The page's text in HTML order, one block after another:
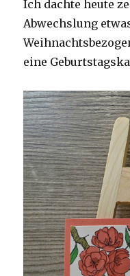
Ich dachte heute
Abwechslung
eine